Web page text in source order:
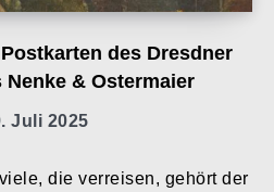
des Dresdner
& Ostermaier
Juli 2025
die verreisen, gehört der